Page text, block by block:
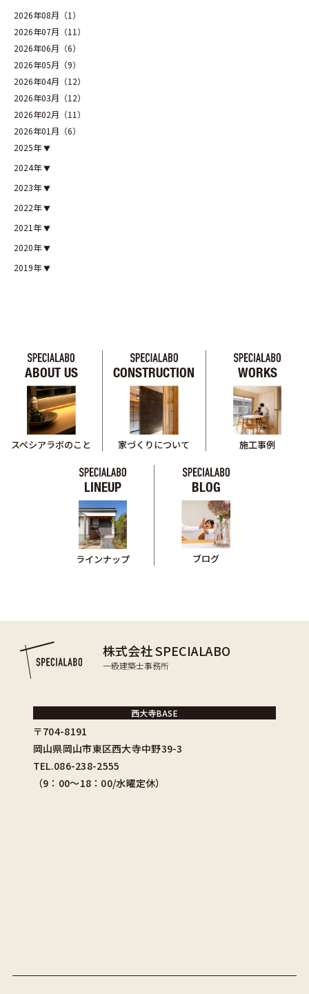
2026年08月（1）
2026年07月（11）
2026年06月（6）
2026年05月（9）
2026年04月（12）
2026年03月（12）
2026年02月（11）
2026年01月（6）
2025年
2024年
2023年
2022年
2021年
2020年
2019年
ABOUT US
スペシアラボのこと
CONSTRUCTION
家づくりについて
WORKS
施工事例
LINEUP
ラインナップ
BLOG
ブログ
株式会社 SPECIALABO
一級建築士事務所
西大寺BASE
〒704-8191
岡山県岡山市東区西大寺中野39-3
TEL.086-238-2555
（9：00〜18：00/水曜定休）